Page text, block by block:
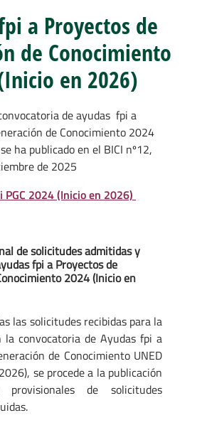
a Proyectos de
de Conocimiento
en 2026)
de ayudas fpi a
de Conocimiento 2024
ha publicado en el BICI nº12,
de 2025
2024 (Inicio en 2026)
de solicitudes admitidas y
fpi a Proyectos de
2024 (Inicio en
las solicitudes recibidas para la
la convocatoria de Ayudas fpi a
de Conocimiento UNED
se procede a la publicación
de solicitudes